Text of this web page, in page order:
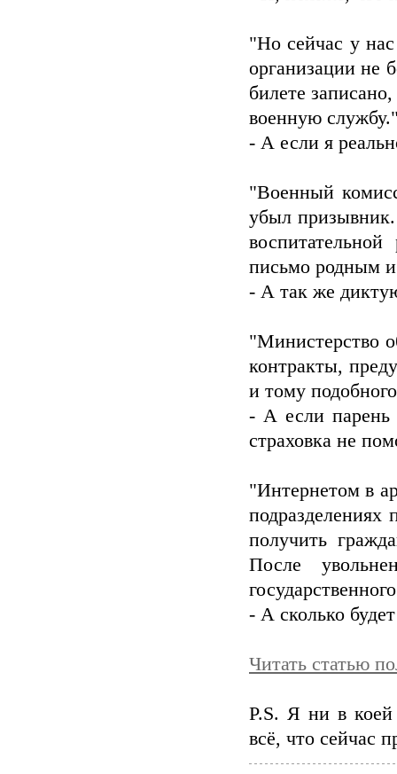
"Но сейчас у нас
организации не
билете
военную
- А если я
"Военный
убыл
письмо родным
- А так же
"Министерство
контракты,
и тому
- А если парень
страховка не
"Интернетом в
получить
После
- А сколько
Читать статью
P.S. Я ни в коей
всё, что сейчас